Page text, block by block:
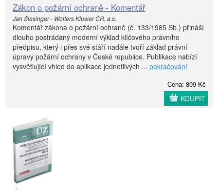
Zákon o požární ochraně - Komentář
Jan Šlesinger - Wolters Kluwer ČR, a.s.
Komentář zákona o požární ochraně (č. 133/1985 Sb.) přináší
dlouho postrádaný moderní výklad klíčového právního
předpisu, který i přes své stáří nadále tvoří základ právní
úpravy požární ochrany v České republice. Publikace nabízí
vysvětlující vhled do aplikace jednotlivých ... pokračování
Cena: 809 Kč
KOUPIT